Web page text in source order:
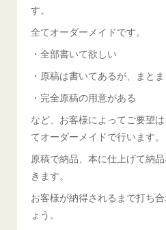
す。
全てオーダーメイドです。
・全部書いて欲しい
・原稿は書いてあるが、まと
・完全原稿の用意がある
など、お客様によってご要望
てオーダーメイドで行います。
原稿で納品、本に仕上げて納
きます。
お客様が納得されるまで打ち
ょう。